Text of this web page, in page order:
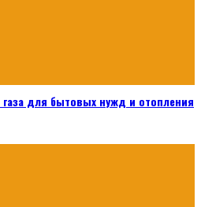
для бытовых нужд и отопления